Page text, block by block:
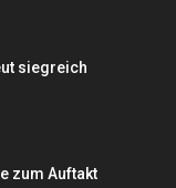
siegreich
zum Auftakt